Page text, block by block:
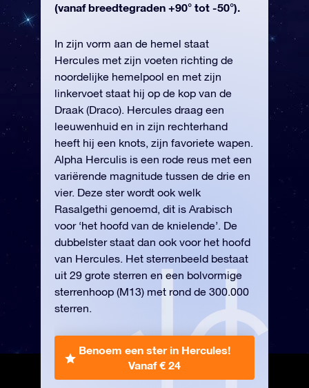
(vanaf breedtegraden +90° tot -50°).
In zijn vorm aan de hemel staat
Hercules met zijn voeten richting de
noordelijke hemelpool en met zijn
linkervoet staat hij op de kop van de
Draak (Draco). Hercules draag een
leeuwenhuid en in zijn rechterhand
heeft hij een knots, zijn favoriete wapen.
Alpha Herculis is een rode reus met een
variërende magnitude tussen de drie en
vier. Deze ster wordt ook welk
Rasalgethi genoemd, dit is Arabisch
voor ‘het hoofd van de knielende’. De
dubbelster staat dan ook voor het hoofd
van Hercules. Het sterrenbeeld bestaat
uit 29 grote sterren en een bolvormige
sterrenhoop (M13) met rond de 300.000
sterren.
Benoem een ster in Hercules!
Vanaf € 24